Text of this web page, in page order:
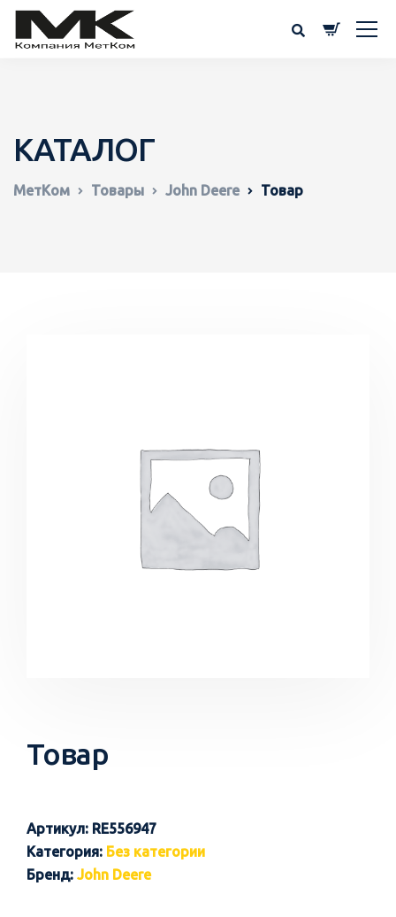
КАТАЛОГ
МетКом Товары John Deere Товар
Товар
Артикул: RE556947
Категория: Без категории
Бренд: John Deere